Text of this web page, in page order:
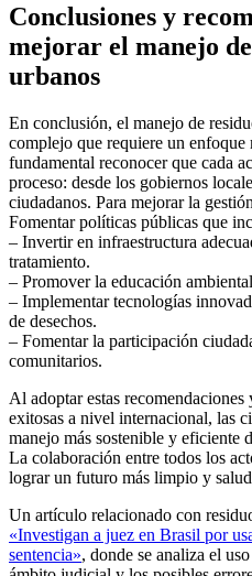
Conclusiones y
mejorar el manejo
urbanos
En conclusión, el manejo de
complejo que requiere un
fundamental reconocer que cada
proceso: desde los gobiernos
ciudadanos. Para mejorar la
Fomentar políticas públicas que
– Invertir en infraestructura
tratamiento.
– Promover la educación
– Implementar tecnologías
de desechos.
– Fomentar la participación
comunitarios.
Al adoptar estas
exitosas a nivel internacional, las
manejo más sostenible y eficiente
La colaboración entre todos los
lograr un futuro más limpio y
Un artículo relacionado con
«Investigan a juez en Brasil por
sentencia», donde se analiza el